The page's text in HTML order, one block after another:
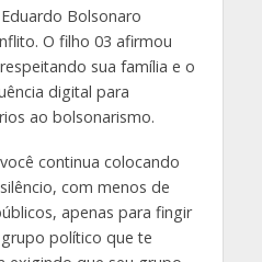
Bolsonaro
O filho 03 afirmou
sua família e o
digital para
ao bolsonarismo.
continua colocando
com menos de
apenas para fingir
político que te